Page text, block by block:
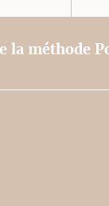
la méthode